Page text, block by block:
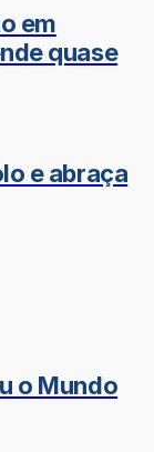
em
quase
e abraça
o Mundo